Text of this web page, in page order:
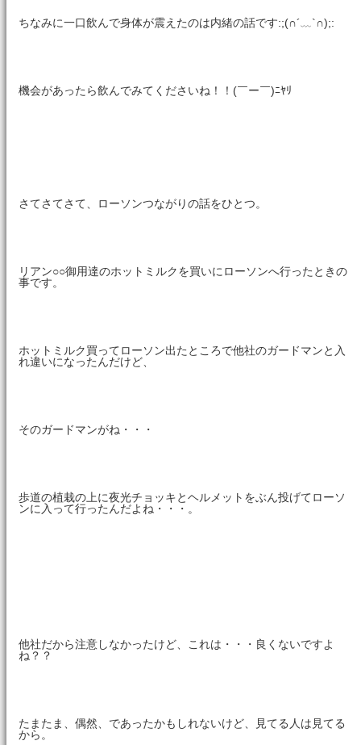
ちなみに一口飲んで身体が震えたのは内緒の話です:;(∩´﹏`∩);:
機会があったら飲んでみてくださいね！！(￣ー￣)ﾆﾔﾘ
さてさてさて、ローソンつながりの話をひとつ。
リアン○○御用達のホットミルクを買いにローソンへ行ったときの
事です。
ホットミルク買ってローソン出たところで他社のガードマンと入
れ違いになったんだけど、
そのガードマンがね・・・
歩道の植栽の上に夜光チョッキとヘルメットをぶん投げてローソ
ンに入って行ったんだよね・・・。
他社だから注意しなかったけど、これは・・・良くないですよ
ね？？
たまたま、偶然、であったかもしれないけど、見てる人は見てる
から。